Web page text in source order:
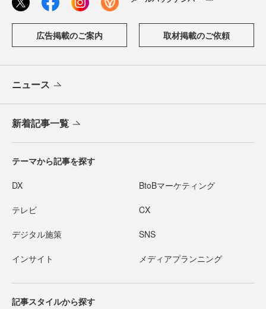
広告掲載のご案内 取材掲載のご依頼
ニュース
新着記事一覧
テーマから記事を探す
DX BtoBマーケティング
テレビ CX
デジタル施策 SNS
インサイト メディアプランニング
記事スタイルから探す